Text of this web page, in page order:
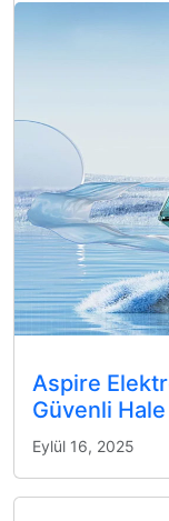
Aspire
Güvenli
Eylül 16, 2025